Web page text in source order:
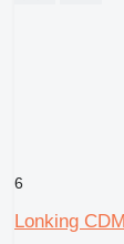
6
Lonking